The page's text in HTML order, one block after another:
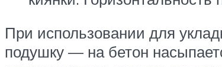
При использовании для
подушку — на бетон